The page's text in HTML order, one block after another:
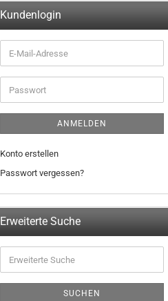
Kundenlogin
ANMELDEN
Konto erstellen
Passwort vergessen?
Erweiterte Suche
SUCHEN